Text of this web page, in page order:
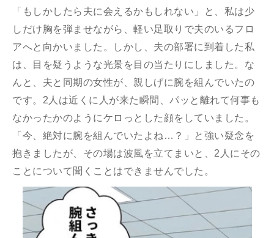
「もしかしたら夫に会えるかもしれない」と、私は少
しだけ胸を弾ませながら、軽い足取りで夫のいるフロ
アへと向かいました。しかし、夫の部署に到着した私
は、目を疑うような光景を目の当たりにしました。な
んと、夫と同期の女性が、親しげに腕を組んでいたの
です。2人は近くに人が来た瞬間、パッと離れて何事も
なかったかのようにケロっとした顔をしていました。
「今、絶対に腕を組んでいたよね…？」と強い疑念を
抱きましたが、その場は波風を立てまいと、2人にその
ことについて聞くことはできませんでした。